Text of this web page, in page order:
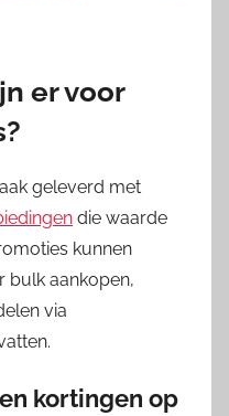
er voor
geleverd met
die waarde
kunnen
bulk aankopen,
via
kortingen op